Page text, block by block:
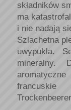
składników
ma
i nie nadają
Szlachetna
uwypukla.
mineralny.